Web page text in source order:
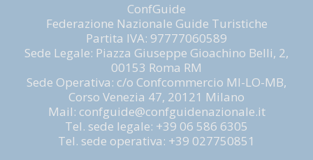
ConfGuide
Federazione Nazionale Guide Turistiche
Partita IVA: 97777060589
Sede Legale: Piazza Giuseppe Gioachino Belli, 2,
00153 Roma RM
Sede Operativa: c/o Confcommercio MI-LO-MB,
Corso Venezia 47, 20121 Milano
Mail: confguide@confguidenazionale.it
Tel. sede legale: +39 06 586 6305
Tel. sede operativa: +39 027750851